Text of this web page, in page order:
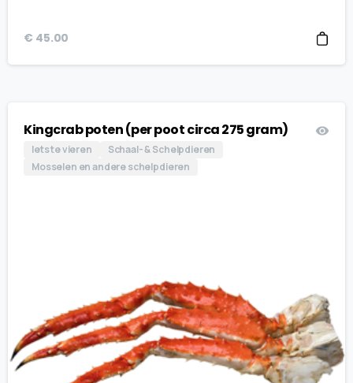
€ 45.00
Kingcrab poten (per poot circa 275 gram)
Iets te vieren
Schaal- & Schelpdieren
Mosselen en andere schelpdieren